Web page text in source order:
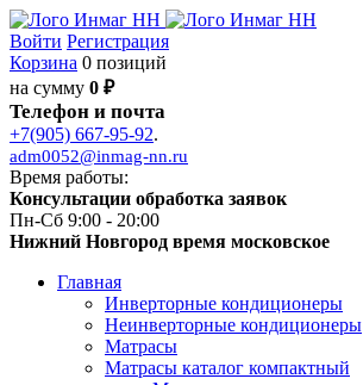
Войти Регистрация
Корзина 0 позиций
на сумму 0 ₽
Телефон и почта
+7(905) 667-95-92.
adm0052@inmag-nn.ru
Время работы:
Консультации обработка заявок
Пн-Сб 9:00 - 20:00
Нижний Новгород время московское
Главная
Инверторные кондиционеры
Неинверторные кондиционеры
Матрасы
Матрасы каталог компактный